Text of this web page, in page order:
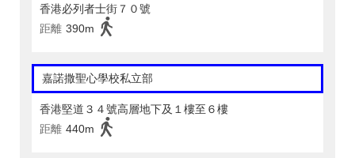
香港必列者士街７０號
距離 390m
嘉諾撒聖心學校私立部
香港堅道３４號高層地下及１樓至６樓
距離 440m